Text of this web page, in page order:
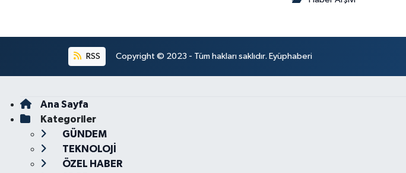
RSS Copyright © 2023 - Tüm hakları saklıdır. Eyüphaberi
Ana Sayfa
Kategoriler
GÜNDEM
TEKNOLOJİ
ÖZEL HABER